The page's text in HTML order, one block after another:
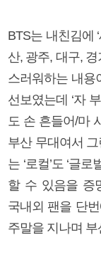
BTS는 내친김에
산, 광주, 대구,
스러워하는 내용
선보였는데 ‘자
도 손 흔들어/마
부산 무대여서
는 ‘로컬’도 ‘글
할 수 있음을 증
국내외 팬을 단
주말을 지나며